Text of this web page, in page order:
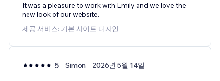
It was a pleasure to work with Emily and we love the
new look of our website.
제공 서비스: 기본 사이트 디자인
5 Simon 2026년 5월 14일